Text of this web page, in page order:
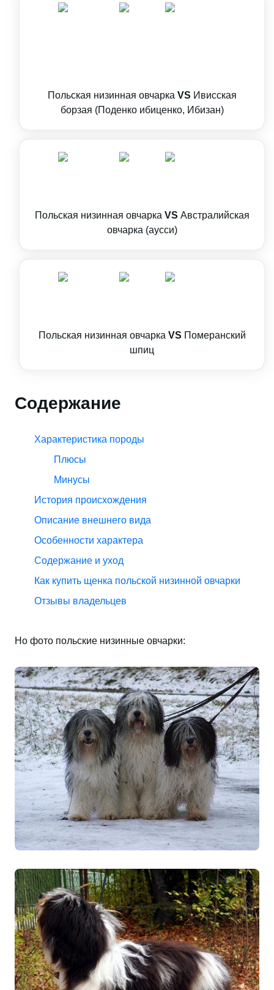
Польская низинная овчарка VS Ивисская
борзая (Поденко ибиценко, Ибизан)
Польская низинная овчарка VS Австралийская
овчарка (аусси)
Польская низинная овчарка VS Померанский
шпиц
Содержание
Характеристика породы
Плюсы
Минусы
История происхождения
Описание внешнего вида
Особенности характера
Содержание и уход
Как купить щенка польской низинной овчарки
Отзывы владельцев
Но фото польские низинные овчарки: